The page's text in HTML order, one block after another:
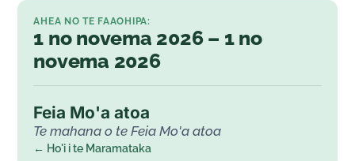
AHEA NO TE FAAOHIPA:
1 no novema 2026 – 1 no
novema 2026
Feia Mo'a atoa
Te mahana o te Feia Mo'a atoa
← Ho'i i te Maramataka